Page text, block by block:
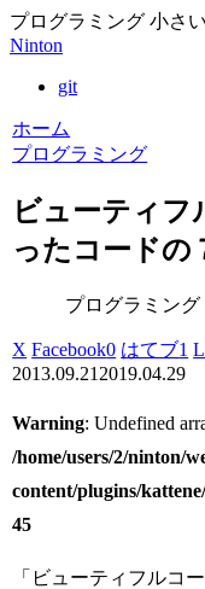
プログラミング 小さ
Ninton
git
ホーム
プログラミング
ビューティフ
ったコードの
プログラミング
X Facebook0 はてブ1
2013.09.21 2019.04.29
Warning: Undefined
/home/users/2/ninton/
content/plugins/
45
「ビューティフルコ